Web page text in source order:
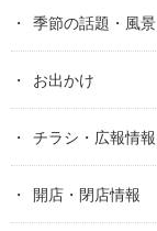
季節の話題・風景
お出かけ
チラシ・広報情報
開店・閉店情報